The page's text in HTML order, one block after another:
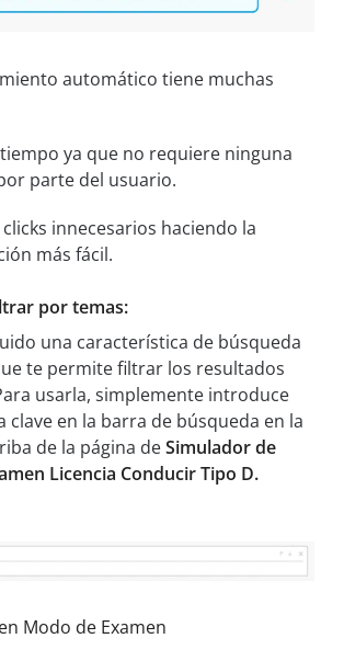
automático tiene muchas
ya que no requiere ninguna
parte del usuario.
clicks innecesarios haciendo la
más fácil.
por temas:
una característica de búsqueda
te permite filtrar los resultados
usarla, simplemente introduce
clave en la barra de búsqueda en la
de la página deSimulador de
Licencia Conducir Tipo D.
Modo de Examen